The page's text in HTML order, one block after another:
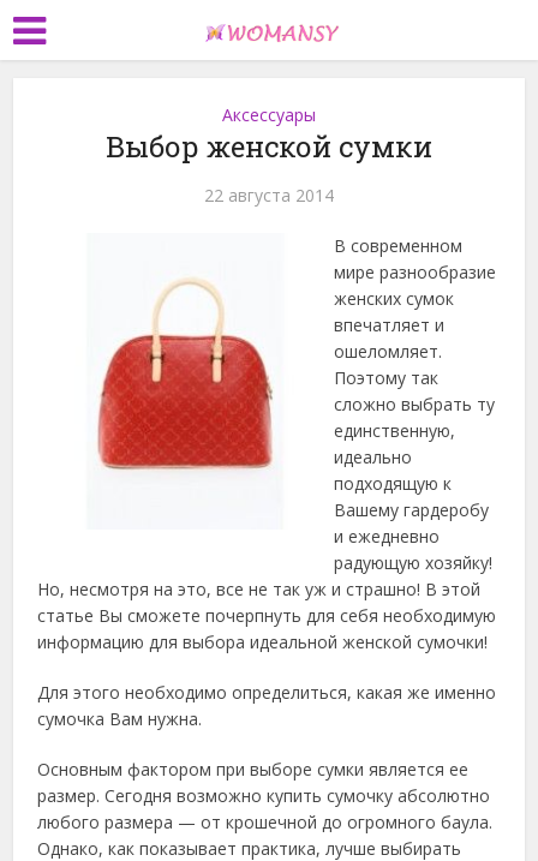
Аксессуары
Выбор женской сумки
22 августа 2014
В современном
мире разнообразие
женских сумок
впечатляет и
ошеломляет.
Поэтому так
сложно выбрать ту
единственную,
идеально
подходящую к
Вашему гардеробу
и ежедневно
радующую хозяйку!
Но, несмотря на это, все не так уж и страшно! В этой
статье Вы сможете почерпнуть для себя необходимую
информацию для выбора идеальной женской сумочки!
Для этого необходимо определиться, какая же именно
сумочка Вам нужна.
Основным фактором при выборе сумки является ее
размер. Сегодня возможно купить сумочку абсолютно
любого размера — от крошечной до огромного баула.
Однако, как показывает практика, лучше выбирать